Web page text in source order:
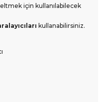
için kullanılabilecek
kullanabilirsiniz.